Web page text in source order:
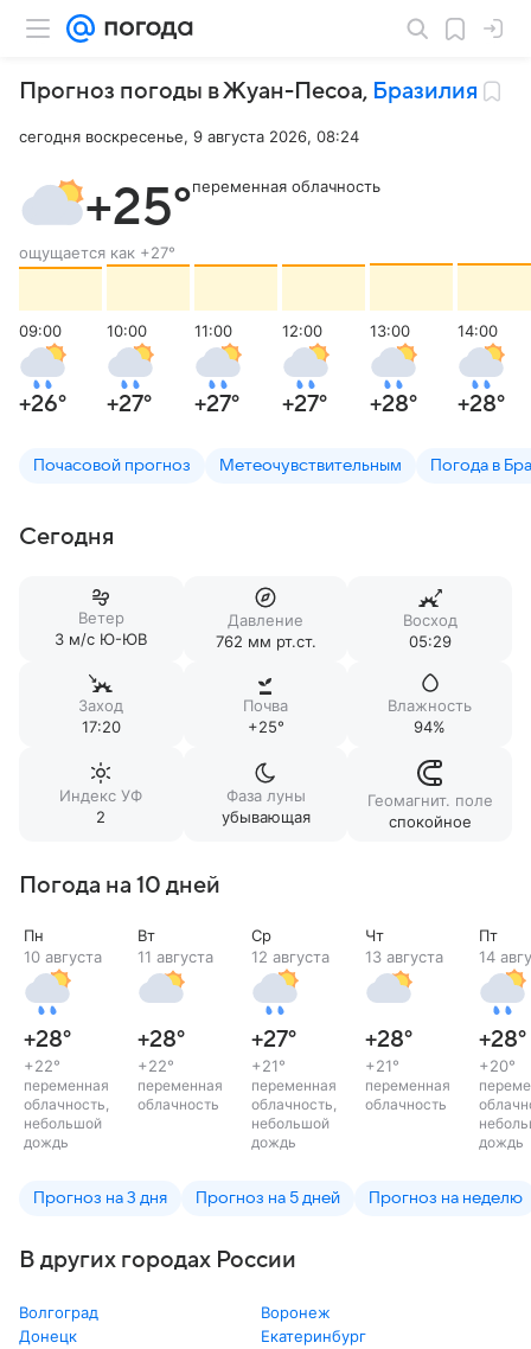
Прогноз погоды в Жуан-Песоа, Бразилия
сегодня воскресенье, 9 августа 2026, 08:24
+25°
ощущается как +27°
переменная облачность
09:00
+26°
10:00
+27°
11:00
+27°
12:00
+27°
13:00
+28°
14:00
+28°
Почасовой прогноз Метеочувствительным Погода в
Сегодня
Ветер
3 м/c Ю-ЮВ
Давление
762 мм рт.ст.
Восход
05:29
Заход
17:20
Почва
+25°
Влажность
94%
Индекс УФ
2
Фаза луны
убывающая
Геомагнит. поле
спокойное
Погода на 10 дней
Пн
10 августа
+28°
+22°
переменная
облачность,
небольшой
дождь
Вт
11 августа
+28°
+22°
переменная
облачность
Ср
12 августа
+27°
+21°
переменная
облачность,
небольшой
дождь
Чт
13 августа
+28°
+21°
переменная
облачность
Пт
14
+28°
+20°
дождь
Прогноз на 3 дня Прогноз на 5 дней Прогноз на неделю
В других городах России
Волгоград
Воронеж
Донецк
Екатеринбург